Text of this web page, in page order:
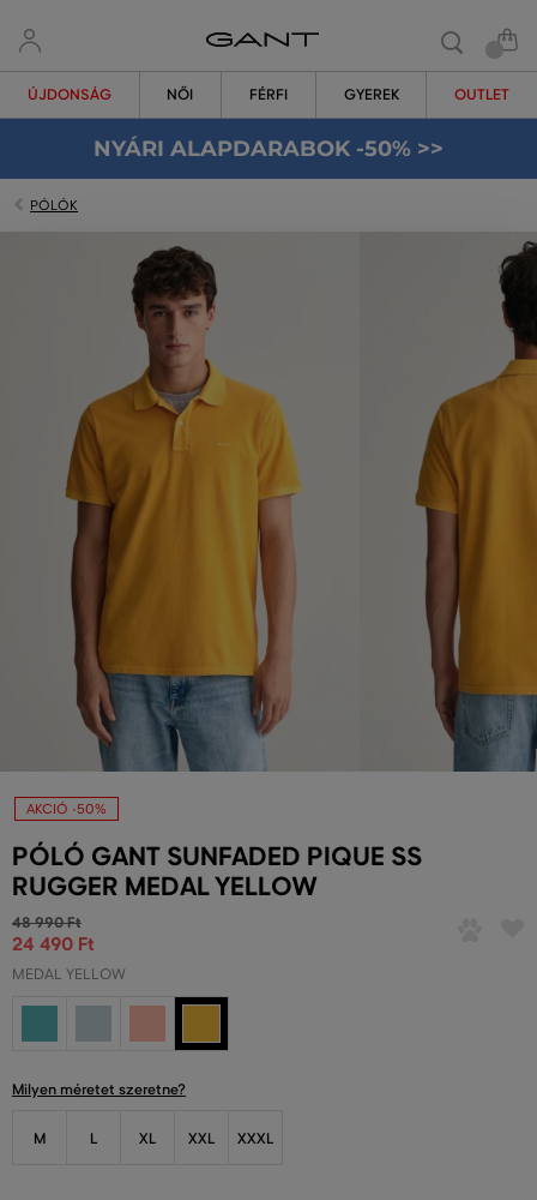
ÚJDONSÁG NŐI FÉRFI GYEREK OUTLET
NYÁRI ALAPDARABOK -50% >>
PÓLÓK
AKCIÓ -50%
PÓLÓ GANT SUNFADED PIQUE SS
RUGGER MEDAL YELLOW
48 990 Ft
24 490 Ft
MEDAL YELLOW
Milyen méretet szeretne?
M L XL XXL XXXL